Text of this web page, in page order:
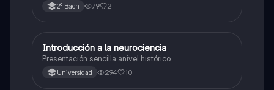
2º Bach 79 2
Biología
Introducción a la neurociencia
Presentación sencilla anivel histórico
Universidad 294 10